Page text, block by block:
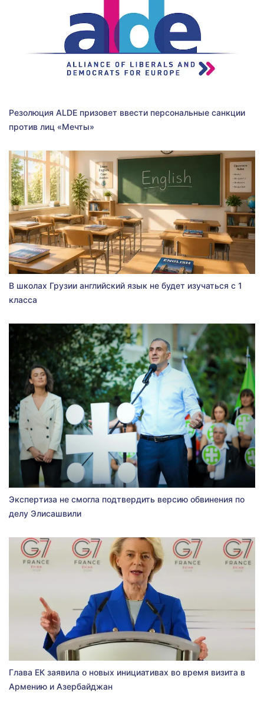
Резолюция ALDE призовет ввести персональные санкции
против лиц «Мечты»
В школах Грузии английский язык не будет изучаться с 1
класса
Экспертиза не смогла подтвердить версию обвинения по
делу Элисашвили
Глава ЕК заявила о новых инициативах во время визита в
Армению и Азербайджан